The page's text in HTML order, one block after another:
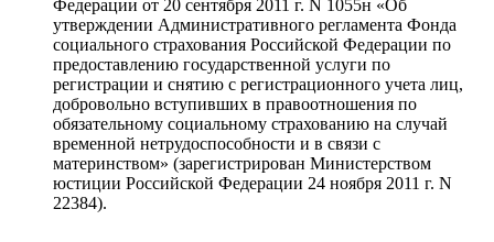
Федерации от 20 сентября 2011 г. N 1055н «Об
утверждении Административного регламента Фонда
социального страхования Российской Федерации по
предоставлению государственной услуги по
регистрации и снятию с регистрационного учета лиц,
добровольно вступивших в правоотношения по
обязательному социальному страхованию на случай
временной нетрудоспособности и в связи с
материнством» (зарегистрирован Министерством
юстиции Российской Федерации 24 ноября 2011 г. N
22384).